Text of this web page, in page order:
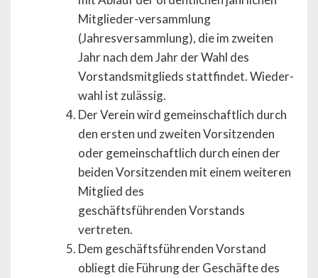
Mitglieder-versammlung
(Jahresversammlung), die im zweiten
Jahr nach dem Jahr der Wahl des
Vorstandsmitglieds stattfindet. Wieder-
wahl ist zulässig.
Der Verein wird gemeinschaftlich durch
den ersten und zweiten Vorsitzenden
oder gemeinschaftlich durch einen der
beiden Vorsitzenden mit einem weiteren
Mitglied des
geschäftsführenden Vorstands
vertreten.
Dem geschäftsführenden Vorstand
obliegt die Führung der Geschäfte des